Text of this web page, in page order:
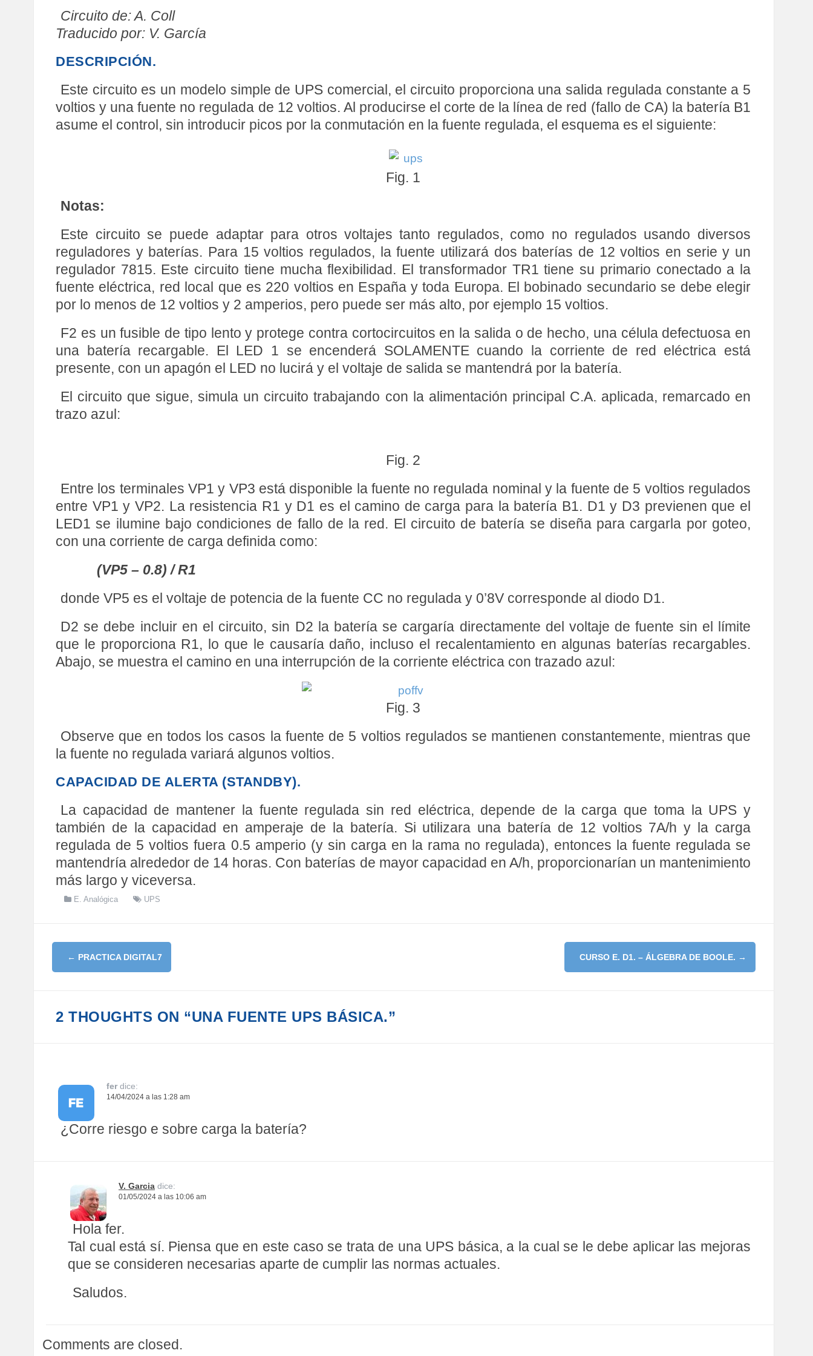
Circuito de: A. Coll
Traducido por: V. García
DESCRIPCIÓN.
Este circuito es un modelo simple de UPS comercial, el circuito proporciona una salida regulada constante a 5
voltios y una fuente no regulada de 12 voltios. Al producirse el corte de la línea de red (fallo de CA) la batería B1
asume el control, sin introducir picos por la conmutación en la fuente regulada, el esquema es el siguiente:
Fig. 1
Notas:
Este circuito se puede adaptar para otros voltajes tanto regulados, como no regulados usando diversos
reguladores y baterías. Para 15 voltios regulados, la fuente utilizará dos baterías de 12 voltios en serie y un
regulador 7815. Este circuito tiene mucha flexibilidad. El transformador TR1 tiene su primario conectado a la
fuente eléctrica, red local que es 220 voltios en España y toda Europa. El bobinado secundario se debe elegir
por lo menos de 12 voltios y 2 amperios, pero puede ser más alto, por ejemplo 15 voltios.
F2 es un fusible de tipo lento y protege contra cortocircuitos en la salida o de hecho, una célula defectuosa en
una batería recargable. El LED 1 se encenderá SOLAMENTE cuando la corriente de red eléctrica está
presente, con un apagón el LED no lucirá y el voltaje de salida se mantendrá por la batería.
El circuito que sigue, simula un circuito trabajando con la alimentación principal C.A. aplicada, remarcado en
trazo azul:
Fig. 2
Entre los terminales VP1 y VP3 está disponible la fuente no regulada nominal y la fuente de 5 voltios regulados
entre VP1 y VP2. La resistencia R1 y D1 es el camino de carga para la batería B1. D1 y D3 previenen que el
LED1 se ilumine bajo condiciones de fallo de la red. El circuito de batería se diseña para cargarla por goteo,
con una corriente de carga definida como:
(VP5 – 0.8) / R1
donde VP5 es el voltaje de potencia de la fuente CC no regulada y 0’8V corresponde al diodo D1.
D2 se debe incluir en el circuito, sin D2 la batería se cargaría directamente del voltaje de fuente sin el límite
que le proporciona R1, lo que le causaría daño, incluso el recalentamiento en algunas baterías recargables.
Abajo, se muestra el camino en una interrupción de la corriente eléctrica con trazado azul:
Fig. 3
Observe que en todos los casos la fuente de 5 voltios regulados se mantienen constantemente, mientras que
la fuente no regulada variará algunos voltios.
CAPACIDAD DE ALERTA (STANDBY).
La capacidad de mantener la fuente regulada sin red eléctrica, depende de la carga que toma la UPS y
también de la capacidad en amperaje de la batería. Si utilizara una batería de 12 voltios 7A/h y la carga
regulada de 5 voltios fuera 0.5 amperio (y sin carga en la rama no regulada), entonces la fuente regulada se
mantendría alrededor de 14 horas. Con baterías de mayor capacidad en A/h, proporcionarían un mantenimiento
más largo y viceversa.
E. Analógica UPS
O
T
A
T
← PRACTICA DIGITAL7 CURSO E. D1. – ÁLGEBRA DE BOOLE. →
2 THOUGHTS ON “UNA FUENTE UPS BÁSICA.”
fer dice:
14/04/2024 a las 1:28 am
¿Corre riesgo e sobre carga la batería?
V. Garcia dice:
01/05/2024 a las 10:06 am
Hola fer.
Tal cual está sí. Piensa que en este caso se trata de una UPS básica, a la cual se le debe aplicar las mejoras
que se consideren necesarias aparte de cumplir las normas actuales.
Saludos.
Comments are closed.